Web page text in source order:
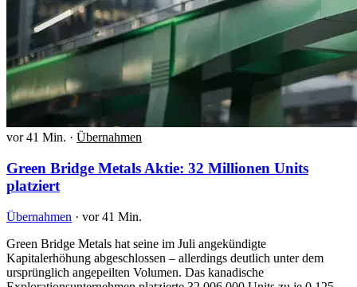
vor 41 Min. · Übernahmen
Green Bridge Metals Aktie: 32 Millionen Units
platziert
Übernahmen · vor 41 Min.
Green Bridge Metals hat seine im Juli angekündigte
Kapitalerhöhung abgeschlossen – allerdings deutlich unter dem
ursprünglich angepeilten Volumen. Das kanadische